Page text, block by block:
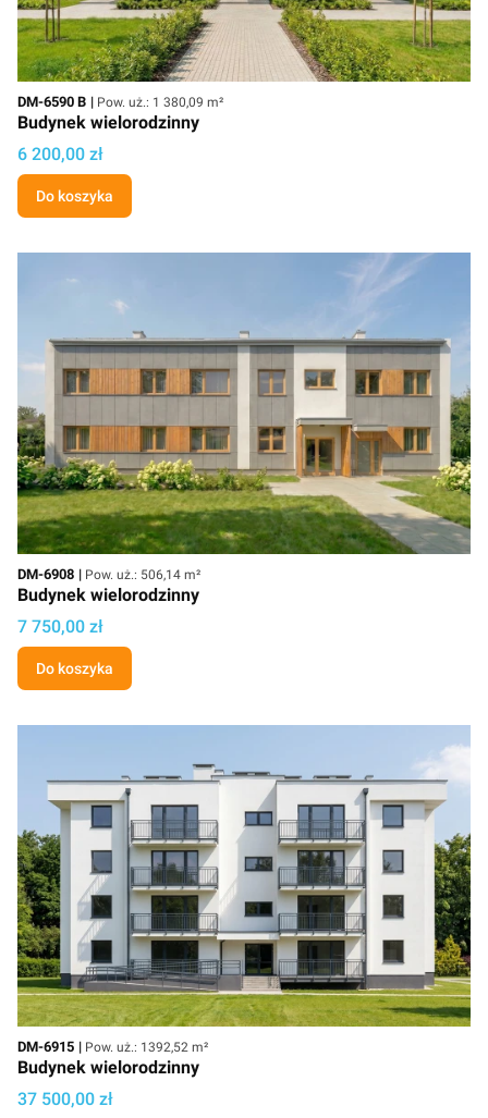
Kod
DM-6590 B Powierzchnia użytkowa
Pow. uż.: 1 380,09 m²
Budynek wielorodzinny
Cena projektu
6 200,00 zł
Do koszyka
Kod
DM-6908 Powierzchnia użytkowa
Pow. uż.: 506,14 m²
Budynek wielorodzinny
Cena projektu
7 750,00 zł
Do koszyka
Kod
DM-6915 Powierzchnia użytkowa
Pow. uż.: 1392,52 m²
Budynek wielorodzinny
Cena projektu
37 500,00 zł